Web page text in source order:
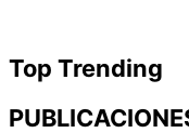
Top Trending